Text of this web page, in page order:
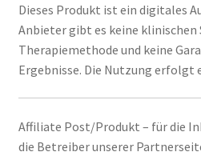
Dieses Produkt ist ein digitales
Anbieter gibt es keine
Therapiemethode und keine
Ergebnisse. Die Nutzung
Affiliate Post/Produkt – für die
die Betreiber unserer